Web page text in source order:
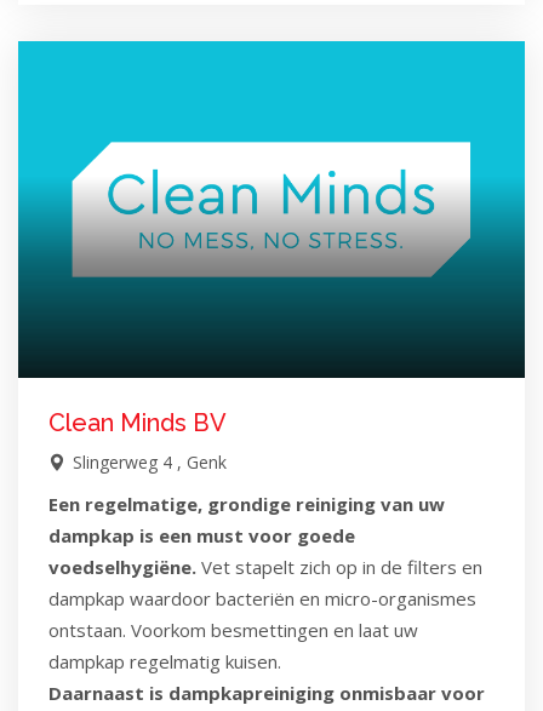
Clean Minds BV
Slingerweg 4 , Genk
Een regelmatige, grondige reiniging van uw
dampkap is een must voor goede
voedselhygiëne. Vet stapelt zich op in de filters en
dampkap waardoor bacteriën en micro-organismes
ontstaan. Voorkom besmettingen en laat uw
dampkap regelmatig kuisen.
Daarnaast is dampkapreiniging onmisbaar voor